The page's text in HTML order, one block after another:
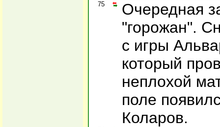
75
Очередная
"горожан".
с игры
который
неплохой
поле
Коларов.